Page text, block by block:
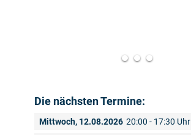
Die nächsten Termine:
Mittwoch, 12.08.2026 20:00 - 17:30 Uhr